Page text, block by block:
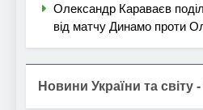
Олександр Караваєв
від матчу Динамо проти
Новини України та світу